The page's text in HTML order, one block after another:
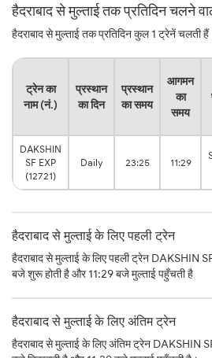
हैदराबाद से मुल्ताई तक प्रतिदिन चलने
हैदराबाद से मुल्ताई तक प्रतिदिन कुल 1 ट्रेनें चलती
ट्रेन का
नाम (नं.)
प्रस्थान
का दिन
प्रस्थान
का समय
आगमन
का
समय
DAKSHIN
SF EXP
(12721)
Daily 23:25 11:29
हैदराबाद से मुल्ताई के लिए पहली ट्रेन
हैदराबाद से मुल्ताई के लिए पहली ट्रेन DAKSHIN
बजे शुरू होती है और 11:29 बजे मुल्ताई पहुँचती है
हैदराबाद से मुल्ताई के लिए अंतिम ट्रेन
हैदराबाद से मुल्ताई के लिए अंतिम ट्रेन DAKSHIN